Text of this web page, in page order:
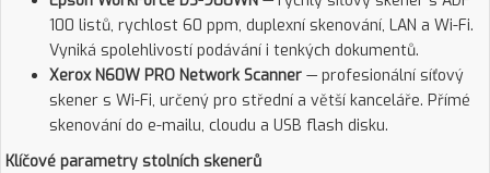
100 listů, rychlost 60 ppm, duplexní skenování, LAN a Wi-Fi.
Vyniká spolehlivostí podávání i tenkých dokumentů.
Xerox N60W PRO Network Scanner — profesionální síťový
skener s Wi-Fi, určený pro střední a větší kanceláře. Přímé
skenování do e-mailu, cloudu a USB flash disku.
Klíčové parametry stolních skenerů